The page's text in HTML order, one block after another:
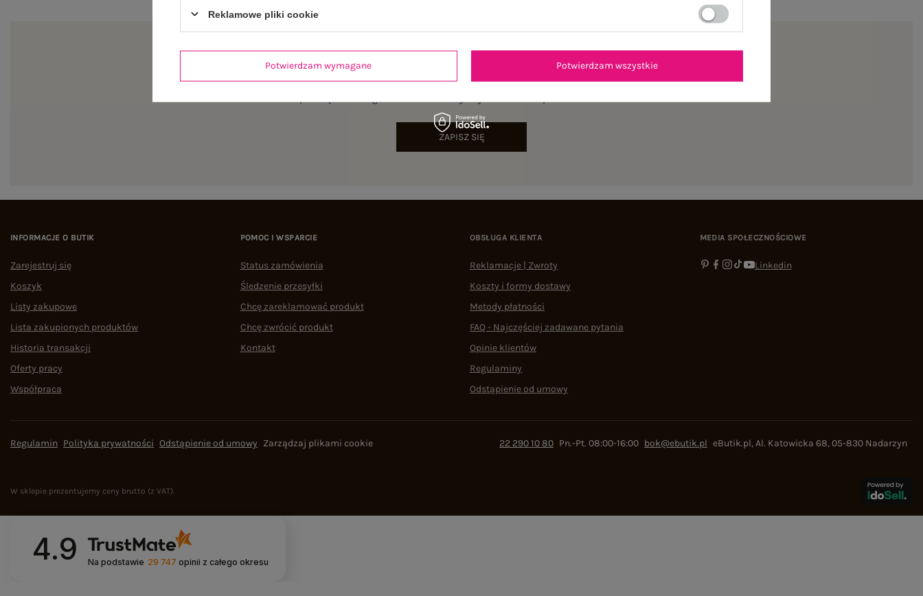
ZAPISZ SIĘ
INFORMACJE O BUTIK
Zarejestruj się
Koszyk
Listy zakupowe
Lista zakupionych produktów
Historia transakcji
Oferty pracy
Współpraca
POMOC I WSPARCIE
Status zamówienia
Śledzenie przesyłki
Chcę zareklamować produkt
Chcę zwrócić produkt
Kontakt
OBSŁUGA KLIENTA
Reklamacje | Zwroty
Koszty i formy dostawy
Metody płatności
FAQ - Najczęściej zadawane pytania
Opinie klientów
Regulaminy
Odstąpienie od umowy
MEDIA SPOŁECZNOŚCIOWE
Linkedin
Regulamin Polityka prywatności Odstąpienie od umowy Zarządzaj plikami cookie 22 290 10 80 Pn.-Pt. 08:00-16:00 bok@ebutik.pl eButik.pl,Al. Katowicka 68,05-830 Nadarzyn
W sklepie prezentujemy ceny brutto (z VAT).
4.9 Na podstawie 29 747 opinii z całego okresu
Reklamowe pliki cookie
Potwierdzam wymagane Potwierdzam wszystkie